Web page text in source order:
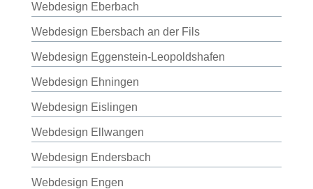
Webdesign Eberbach
Webdesign Ebersbach an der Fils
Webdesign Eggenstein-Leopoldshafen
Webdesign Ehningen
Webdesign Eislingen
Webdesign Ellwangen
Webdesign Endersbach
Webdesign Engen